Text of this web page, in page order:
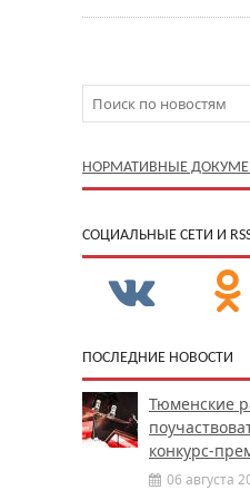
НОРМАТИВНЫЕ
CОЦИАЛЬНЫЕ СЕТИ И
ПОСЛЕДНИЕ НОВОСТИ
Тюменские
конкурс-
06 августа